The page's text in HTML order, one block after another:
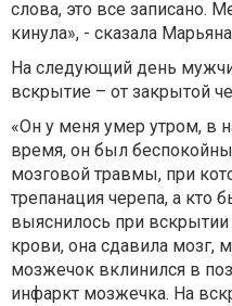
слова, это все записано.
кинула», - сказала
На следующий день
вскрытие – от закрытой
«Он у меня умер утром, в
время, он был
мозговой травмы, при
трепанация черепа, а кто
выяснилось при
крови, она сдавила мозг,
мозжечок вклинился в
инфаркт мозжечка. На